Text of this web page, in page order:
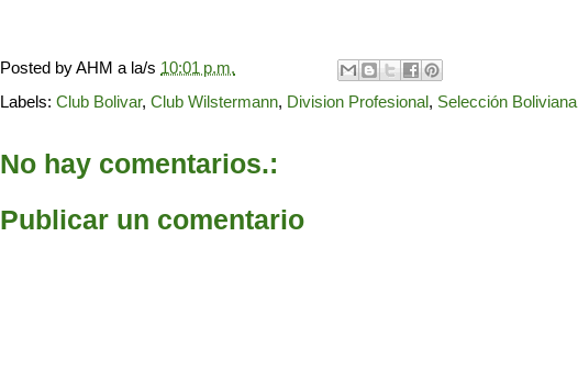
Posted byAHM a la/s 10:01 p.m.
Labels: Club Bolivar, Club Wilstermann, Division Profesional, Selección Boliviana
No hay comentarios.:
Publicar un comentario